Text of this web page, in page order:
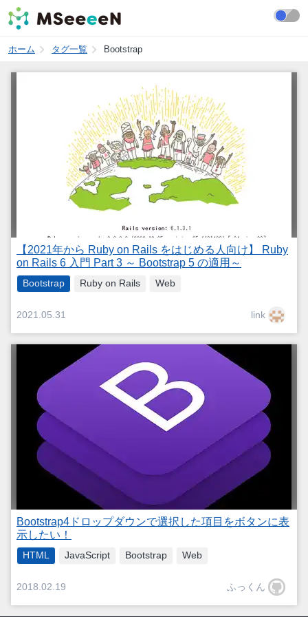
ホーム タグ一覧 Bootstrap
【2021年から Ruby on Rails をはじめる人向け】 Ruby
on Rails 6 入門 Part 3 ～ Bootstrap 5 の適用～
Bootstrap Ruby on Rails Web
2021.05.31 link
Bootstrap4ドロップダウンで選択した項目をボタンに表
示したい！
HTML JavaScript Bootstrap Web
2018.02.19 ふっくん